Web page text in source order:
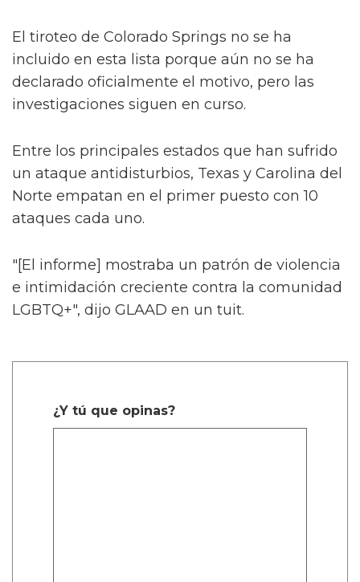
El tiroteo de Colorado Springs no se ha
incluido en esta lista porque aún no se ha
declarado oficialmente el motivo, pero las
investigaciones siguen en curso.
Entre los principales estados que han sufrido
un ataque antidisturbios, Texas y Carolina del
Norte empatan en el primer puesto con 10
ataques cada uno.
"[El informe] mostraba un patrón de violencia
e intimidación creciente contra la comunidad
LGBTQ+", dijo GLAAD en un tuit.
¿Y tú que opinas?